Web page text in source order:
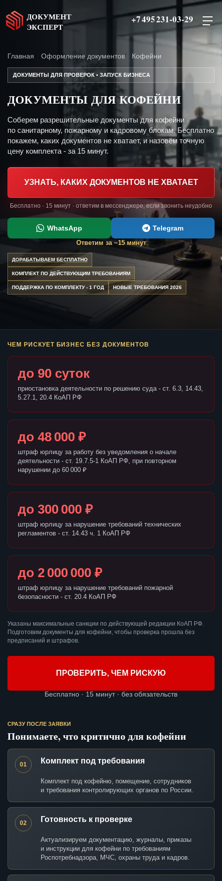
ДОКУМЕНТ
ЭКСПЕРТ
+7 495 231-03-29
Главная Оформление документов Кофейни
ДОКУМЕНТЫ ДЛЯ ПРОВЕРОК • ЗАПУСК БИЗНЕСА
ДОКУМЕНТЫ ДЛЯ КОФЕЙНИ
Соберем разрешительные документы для кофейни
по санитарному, пожарному и кадровому блокам. Бесплатно
покажем, каких документов не хватает, и назовём точную
цену комплекта - за 15 минут.
УЗНАТЬ, КАКИХ ДОКУМЕНТОВ НЕ ХВАТАЕТ
Бесплатно · 15 минут · ответим в мессенджере, если звонить неудобно
WhatsApp Telegram
Ответим за ~15 минут
ДОРАБАТЫВАЕМ БЕСПЛАТНО
КОМПЛЕКТ ПО ДЕЙСТВУЮЩИМ ТРЕБОВАНИЯМ
ПОДДЕРЖКА ПО КОМПЛЕКТУ - 1 ГОД НОВЫЕ ТРЕБОВАНИЯ 2026
ЧЕМ РИСКУЕТ БИЗНЕС БЕЗ ДОКУМЕНТОВ
до 90 суток
приостановка деятельности по решению суда - ст. 6.3, 14.43,
5.27.1, 20.4 КоАП РФ
до 48 000 ₽
штраф юрлицу за работу без уведомления о начале
деятельности - ст. 19.7.5-1 КоАП РФ, при повторном
нарушении до 60 000 ₽
до 300 000 ₽
штраф юрлицу за нарушение требований технических
регламентов - ст. 14.43 ч. 1 КоАП РФ
до 2 000 000 ₽
штраф юрлицу за нарушение требований пожарной
безопасности - ст. 20.4 КоАП РФ
Указаны максимальные санкции по действующей редакции КоАП РФ.
Подготовим документы для кофейни, чтобы проверка прошла без
предписаний и штрафов.
ПРОВЕРИТЬ, ЧЕМ РИСКУЮ
Бесплатно · 15 минут · без обязательств
СРАЗУ ПОСЛЕ ЗАЯВКИ
Понимаете, что критично для кофейни
01 Комплект под требования
Комплект под кофейню, помещение, сотрудников
и требования контролирующих органов по России.
02 Готовность к проверке
Актуализируем документацию, журналы, приказы
и инструкции для кофейни по требованиям
Роспотребнадзора, МЧС, охраны труда и кадров.